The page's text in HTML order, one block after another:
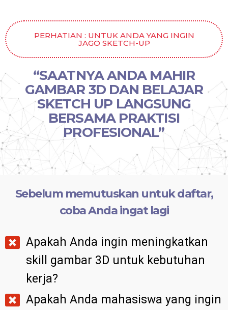
PERHATIAN : UNTUK ANDA YANG INGIN
JAGO SKETCH-UP
“SAATNYA ANDA MAHIR
GAMBAR 3D DAN BELAJAR
SKETCH UP LANGSUNG
BERSAMA PRAKTISI
PROFESIONAL”
Sebelum memutuskan untuk daftar,
coba Anda ingat lagi
Apakah Anda ingin meningkatkan
skill gambar 3D untuk kebutuhan
kerja?
Apakah Anda mahasiswa yang ingin